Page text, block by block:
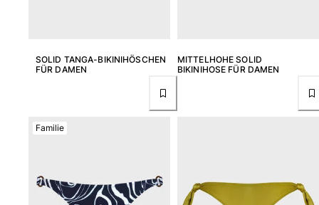
SOLID TANGA-BIKINIHÖSCHEN
FÜR DAMEN
MITTELHOHE SOLID
BIKINIHOSE FÜR DAMEN
Familie